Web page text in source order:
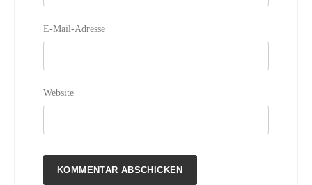
E-Mail-Adresse
Website